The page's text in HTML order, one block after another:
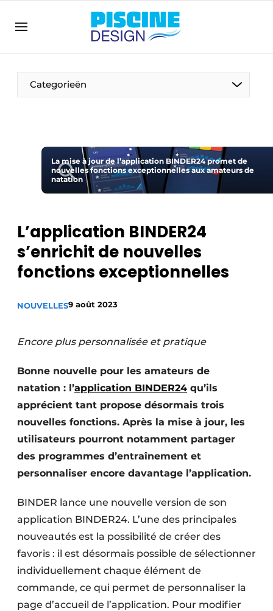
Contact direct
Emploi
Home
Meest gelezen
Podcasts
Privacy / Cookie statement
S’inscrire à l’événement
Video’s
Categorieën
La mise à jour de l’application BINDER24 promet de
nouvelles fonctions exceptionnelles aux amateurs de
natation
L’application BINDER24
s’enrichit de nouvelles
fonctions exceptionnelles
NOUVELLES9 août 2023
Encore plus personnalisée et pratique
Bonne nouvelle pour les amateurs de
natation : l’application BINDER24 qu’ils
apprécient tant propose désormais trois
nouvelles fonctions. Après la mise à jour, les
utilisateurs pourront notamment partager
des programmes d’entraînement et
personnaliser encore davantage l’application.
BINDER lance une nouvelle version de son
application BINDER24. L’une des principales
nouveautés est la possibilité de créer des
favoris : il est désormais possible de sélectionner
individuellement chaque élément de
commande, ce qui permet de personnaliser la
page d’accueil de l’application. Pour modifier